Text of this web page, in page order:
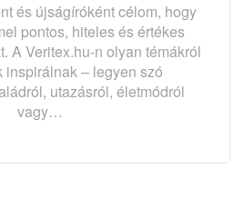
és újságíróként célom, hogy
pontos, hiteles és értékes
A Veritex.hu-n olyan témákról
inspirálnak – legyen szó
utazásról, életmódról
vagy…